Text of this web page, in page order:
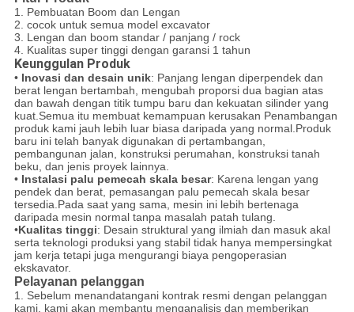
1. Pembuatan Boom dan Lengan
2. cocok untuk semua model excavator
3. Lengan dan boom standar / panjang / rock
4. Kualitas super tinggi dengan garansi 1 tahun
Keunggulan Produk
• Inovasi dan desain unik: Panjang lengan diperpendek dan
berat lengan bertambah, mengubah proporsi dua bagian atas
dan bawah dengan titik tumpu baru dan kekuatan silinder yang
kuat.Semua itu membuat kemampuan kerusakan Penambangan
produk kami jauh lebih luar biasa daripada yang normal.Produk
baru ini telah banyak digunakan di pertambangan,
pembangunan jalan, konstruksi perumahan, konstruksi tanah
beku, dan jenis proyek lainnya.
• Instalasi palu pemecah skala besar: Karena lengan yang
pendek dan berat, pemasangan palu pemecah skala besar
tersedia.Pada saat yang sama, mesin ini lebih bertenaga
daripada mesin normal tanpa masalah patah tulang.
•Kualitas tinggi: Desain struktural yang ilmiah dan masuk akal
serta teknologi produksi yang stabil tidak hanya mempersingkat
jam kerja tetapi juga mengurangi biaya pengoperasian
ekskavator.
Pelayanan pelanggan
1. Sebelum menandatangani kontrak resmi dengan pelanggan
kami, kami akan membantu menganalisis dan memberikan